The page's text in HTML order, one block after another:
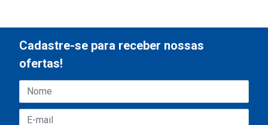
Cadastre-se para receber nossas
ofertas!